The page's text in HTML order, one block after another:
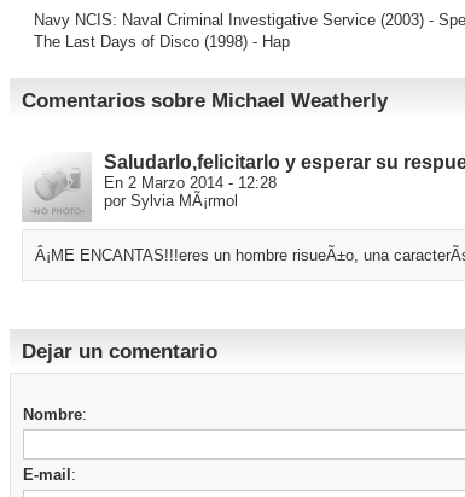
Navy NCIS: Naval Criminal Investigative Service (2003) -
The Last Days of Disco (1998) - Hap
Comentarios sobre Michael Weatherly
Saludarlo,felicitarlo y esperar su
En 2 Marzo 2014 - 12:28
por Sylvia MÃ¡rmol
Â¡ME ENCANTAS!!!eres un hombre risueÃ±o, una
Dejar un comentario
Nombre:
E-mail :